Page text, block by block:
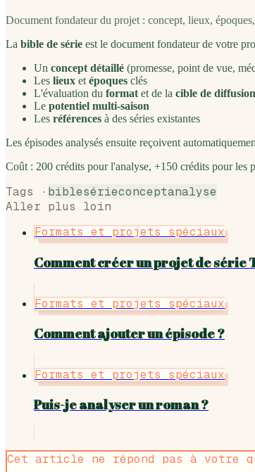
Document fondateur du projet : concept, lieux,
La bible de série est le document fondateur de votre
Un concept détaillé (promesse, point de vue,
Les lieux et époques clés
L'évaluation du format et de la cible de diffusion
Le potentiel multi-saison
Les références à des séries existantes
Les épisodes analysés ensuite reçoivent
Coût : 200 crédits pour l'analyse, +150 crédits pour les
Tags · biblesérieconceptanalyse
Aller plus loin
Formats et projets spéciaux
Comment créer un projet de série
Formats et projets spéciaux
Comment ajouter un épisode ?
Formats et projets spéciaux
Puis-je analyser un roman ?
Cet article ne répond pas à votre